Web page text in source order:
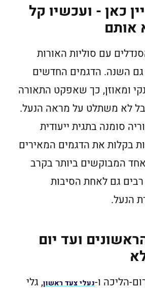
כאן - ועכשיו קל
אותם
עם סוליות האורות
השנה. הדגמים החדשים
ומאוזן, כך שאפקט התאורה
לא משתלט על מראה הנעל.
סומנה בתגית ייעודית
בקלות את הדגמים המאירים
המבוקשים ביותר בקרב
רבים גם לאחת הסיבות
הנעל.
ועד יום
הליכה ו-נעלי צעד ראשון, גלי